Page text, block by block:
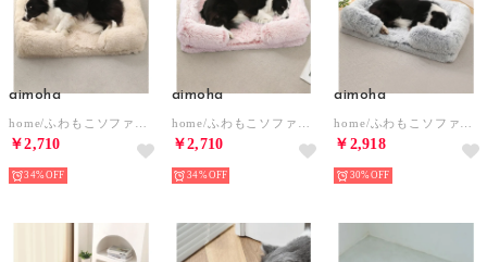
aimoha
￥2,710
34%
aimoha
￥2,710
34%
aimoha
￥2,918
30%